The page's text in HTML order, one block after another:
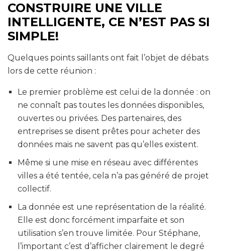
CONSTRUIRE UNE VILLE
INTELLIGENTE, CE N’EST PAS SI
SIMPLE!
Quelques points saillants ont fait l’objet de débats
lors de cette réunion :
Le premier problème est celui de la donnée : on
ne connaît pas toutes les données disponibles,
ouvertes ou privées. Des partenaires, des
entreprises se disent prêtes pour acheter des
données mais ne savent pas qu’elles existent.
Même si une mise en réseau avec différentes
villes a été tentée, cela n’a pas généré de projet
collectif.
La donnée est une représentation de la réalité.
Elle est donc forcément imparfaite et son
utilisation s’en trouve limitée. Pour Stéphane,
l’important c’est d’afficher clairement le degré